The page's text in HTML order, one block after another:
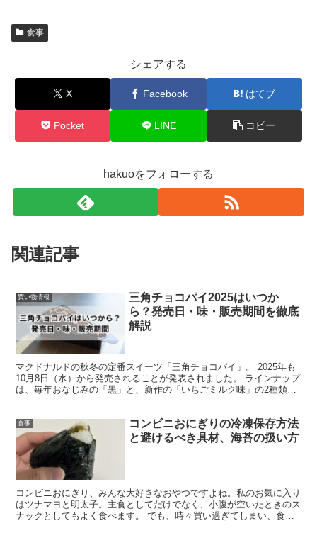
食事
シェアする
X Facebook はてブ
Pocket LINE コピー
hakuoをフォローする
関連記事
買い物情報
三角チョコパイ2025はいつか
ら？発売日・味・販売期間を徹底
解説
マクドナルドの秋冬の定番スイーツ「三角チョコパイ」。 2025年も
10月8日（水）から発売されることが発表されました。 ラインナップ
は、毎年おなじみの「黒」と、新作の「いちごミルク味」の2種類で
食事
コンビニおにぎりの冷凍保存方法
と避けるべき具材、海苔の扱い方
コンビニおにぎり、みんな大好きなおやつですよね。私のお気に入り
はツナマヨと明太子。主食としてだけでなく、小腹が空いたときのス
ナックとしてもよく食べます。 でも、時々買い過ぎてしまい、食べ